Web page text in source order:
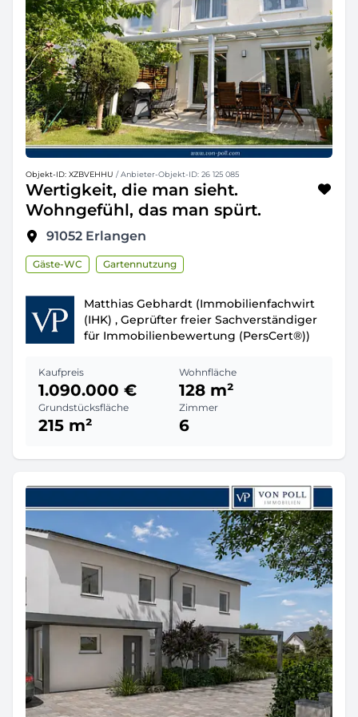
Objekt-ID: XZBVEHHU / Anbieter-Objekt-ID: 26 125 085
Wertigkeit, die man sieht.
Wohngefühl, das man spürt.
91052 Erlangen
Gäste-WC Gartennutzung
Matthias Gebhardt (Immobilienfachwirt
(IHK) , Geprüfter freier Sachverständiger
für Immobilienbewertung (PersCert®))
Kaufpreis
1.090.000 €
Wohnfläche
128 m²
Grundstücksfläche
215 m²
Zimmer
6